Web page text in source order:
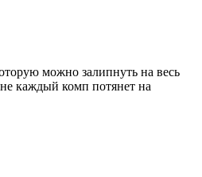
можно залипнуть на весь
каждый комп потянет на